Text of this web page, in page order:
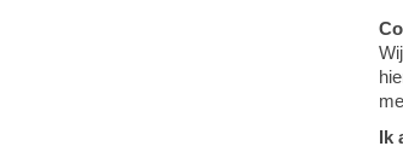
Cookie-instellingen